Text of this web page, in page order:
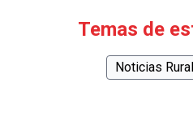
Temas de
Noticias